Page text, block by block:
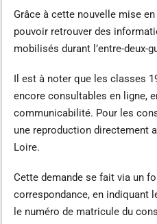
Grâce à cette nouvelle mise
pouvoir retrouver des
mobilisés durant l’entre-deux-
Il est à noter que les classes
encore consultables en ligne,
communicabilité. Pour les
une reproduction directement
Loire.
Cette demande se fait via un
correspondance, en indiquant
le numéro de matricule du